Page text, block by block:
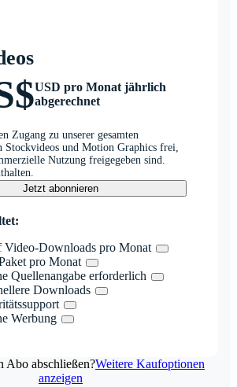
USD pro Monat jährlich
abgerechnet
Zugang zu unserer gesamten
Stockvideos und Motion Graphics frei,
Nutzung freigegeben sind.
Jetzt abonnieren
Video-Downloads pro Monat
pro Monat
Quellenangabe erforderlich
Downloads
Werbung
Abo abschließen?Weitere Kaufoptionen
anzeigen